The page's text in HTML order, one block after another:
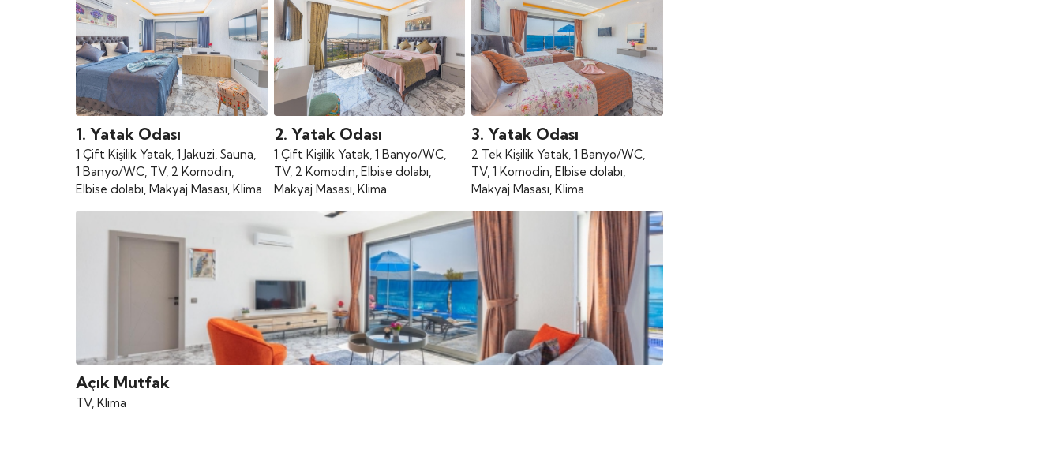
1. Yatak Odası
1 Çift Kişilik Yatak, 1 Jakuzi, Sauna,
1 Banyo/WC, TV, 2 Komodin,
Elbise dolabı, Makyaj Masası, Klima
2. Yatak Odası
1 Çift Kişilik Yatak, 1 Banyo/WC,
TV, 2 Komodin, Elbise dolabı,
Makyaj Masası, Klima
3. Yatak Odası
2 Tek Kişilik Yatak, 1 Banyo/WC,
TV, 1 Komodin, Elbise dolabı,
Makyaj Masası, Klima
Açık Mutfak
TV, Klima